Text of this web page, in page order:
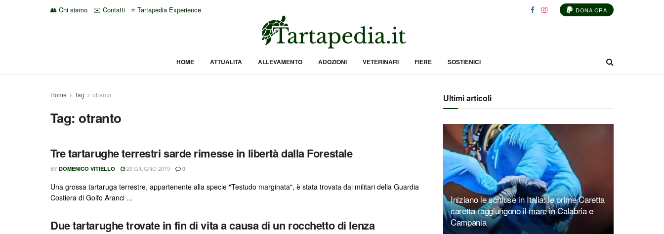
👥 Chi siamo ✉️ Contatti ⭐ Tartapedia Experience DONA ORA
HOME ATTUALITÀ ALLEVAMENTO ADOZIONI VETERINARI FIERE SOSTIENICI
Home Tag otranto
Tag: otranto
Tre tartarughe terrestri sarde rimesse in libertà dalla Forestale
BY DOMENICO VITIELLO 20 GIUGNO 2019 0
Una grossa tartaruga terrestre, appartenente alla specie "Testudo marginata", è stata trovata dai militari della Guardia
Costiera di Golfo Aranci ...
Due tartarughe trovate in fin di vita a causa di un rocchetto di lenza
Ultimi articoli
Iniziano le schiuse in Italia: le prime Caretta
caretta raggiungono il mare in Calabria e
Campania